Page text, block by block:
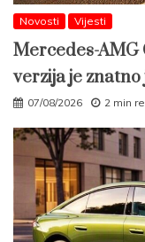
Novosti Vijesti
Mercedes-AMG
verzija je
07/08/2026 2 min